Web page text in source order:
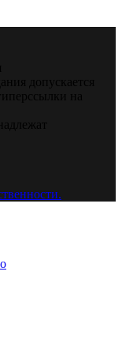
допускается
на